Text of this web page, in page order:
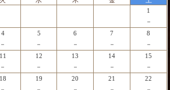
1
－
4
－
5
－
6
－
7
－
8
－
11
－
12
－
13
－
14
－
15
－
18
19
20
21
22